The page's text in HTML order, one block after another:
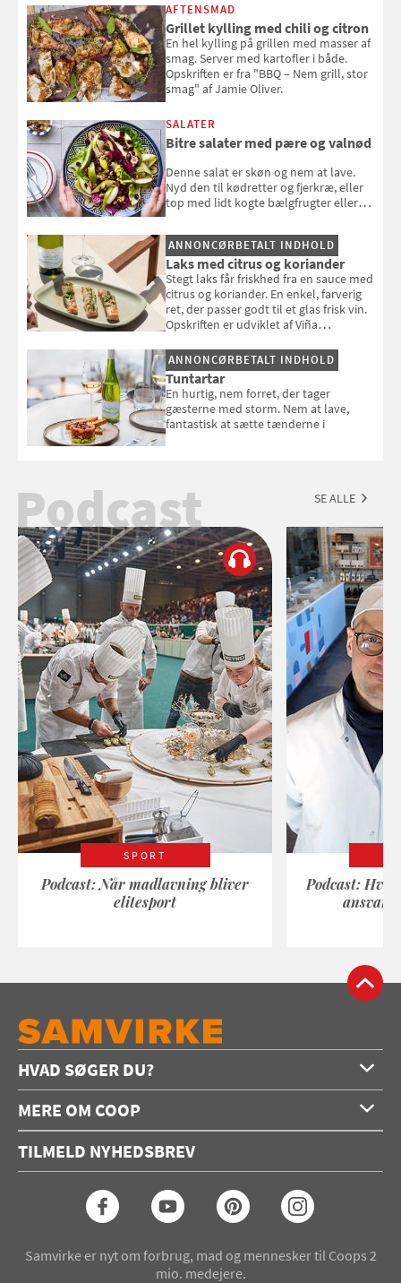
AFTENSMAD
Grillet kylling med chili og citron
En hel kylling på grillen med masser af
smag. Server med kartofler i både.
Opskriften er fra "BBQ – Nem grill, stor
smag" af Jamie Oliver.
SALATER
Bitre salater med pære og valnød
Denne salat er skøn og nem at lave.
Nyd den til kødretter og fjerkræ, eller
top med lidt kogte bælgfrugter eller
selvstændigt måltid. Opskriften er fra
Louisa Lorangs kogebog "Salat".
ANNONCØRBETALT INDHOLD
Laks med citrus og koriander
Stegt laks får friskhed fra en sauce med
citrus og koriander. En enkel, farverig
ret, der passer godt til et glas frisk vin.
Opskriften er udviklet af Viña
ANNONCØRBETALT INDHOLD
Tuntartar
En hurtig, nem forret, der tager
gæsterne med storm. Nem at lave,
fantastisk at sætte tænderne i
Podcast SE ALLE
SPORT
Podcast: Når madlavning bliver
elitesport
Podcast:
HVAD SØGER DU?
Forside
Opskrifter
Konkurrencer
MERE OM COOP
Annoncering
Coop medlem
TILMELD NYHEDSBREV
Samvirke er nyt om forbrug, mad og mennesker til Coops 2
mio. medejere.